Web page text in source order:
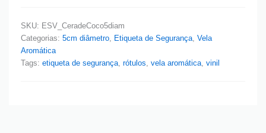
SKU: ESV_CeradeCoco5diam
Categorias: 5cm diâmetro, Etiqueta de Segurança, Vela
Aromática
Tags: etiqueta de segurança, rótulos, vela aromática, vinil